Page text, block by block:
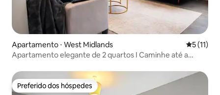
Apartamento ⋅ West Midlands 5 de uma
5 (11)
Apartamento elegante de 2 quartos I Caminhe até a
Preferido dos hóspedes
Preferido dos hóspedes